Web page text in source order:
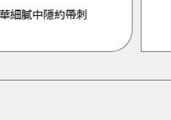
細膩中隱約帶刺